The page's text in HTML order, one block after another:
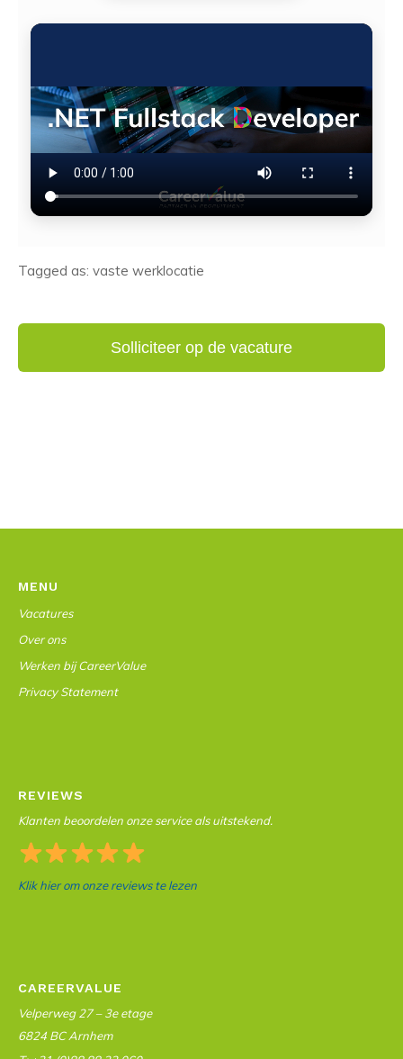
Tagged as: vaste werklocatie
MENU
Vacatures
Over ons
Werken bij CareerValue
Privacy Statement
REVIEWS
Klanten beoordelen onze service als uitstekend.
Klik hier om onze reviews te lezen
CAREERVALUE
Velperweg 27 – 3e etage
6824 BC Arnhem